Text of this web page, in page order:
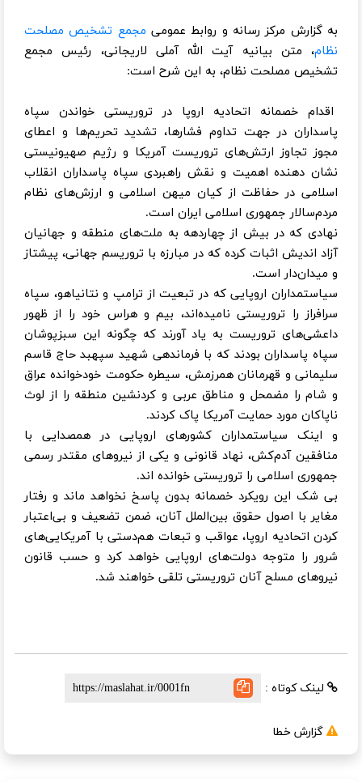
به گزارش مرکز رسانه و روابط عمومی مجمع تشخیص مصلحت
نظام، متن بیانیه آیت الله آملی لاریجانی، رئیس مجمع
تشخیص مصلحت نظام، به این شرح است:
اقدام خصمانه اتحادیه اروپا در تروریستی خواندن سپاه
پاسداران در جهت تداوم فشارها، تشدید تحریم‌ها و اعطای
مجوز تجاوز ارتش‌های تروریست آمریکا و رژیم صهیونیستی
نشان دهنده اهمیت و نقش راهبردی سپاه پاسداران انقلاب
اسلامی در حفاظت از کیان میهن اسلامی و ارزش‌های نظام
مردم‌سالار جمهوری اسلامی ایران است.
نهادی که در بیش از چهاردهه به ملت‌های منطقه و جهانیان
آزاد اندیش اثبات کرده که در مبارزه با تروریسم جهانی، پیشتاز
و میدان‌دار است.
سیاستمداران اروپایی‌ که در تبعیت از ترامپ و نتانیاهو، سپاه
سرافراز را تروریستی نامیده‌اند، بیم و هراس خود را از ظهور
داعشی‌های تروریست به یاد آورند که چگونه این سبزپوشان
سپاه پاسداران بودند که با فرماندهی شهید سپهبد حاج قاسم
سلیمانی و قهرمانان همرزمش، سیطره حکومت خودخوانده عراق
و شام را مضمحل و مناطق عربی و کردنشین منطقه را از لوث
ناپاکان مورد حمایت آمریکا پاک کردند.
و اینک سیاستمداران کشورهای اروپایی در همصدایی با
منافقین آدم‌کش، نهاد قانونی و یکی از نیروهای مقتدر رسمی
جمهوری اسلامی را تروریستی خوانده اند.
بی شک این رویکرد خصمانه بدون پاسخ نخواهد ماند و رفتار
مغایر با اصول حقوق بین‌الملل آنان، ضمن تضعیف و بی‌اعتبار
کردن اتحادیه اروپا، عواقب و تبعات هم‌دستی با آمریکایی‌های
شرور را متوجه دولت‌های اروپایی خواهد کرد و حسب قانون
نیروهای مسلح آنان تروریستی تلقی خواهند شد.
لینک کوتاه :
گزارش خطا